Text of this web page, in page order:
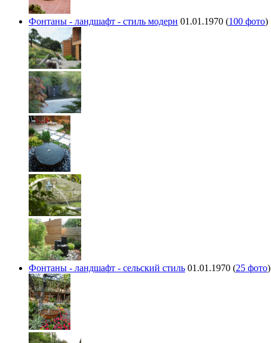
Фонтаны - ландшафт - стиль модерн 01.01.1970 (100 фото)
Фонтаны - ландшафт - сельский стиль 01.01.1970 (25 фото)